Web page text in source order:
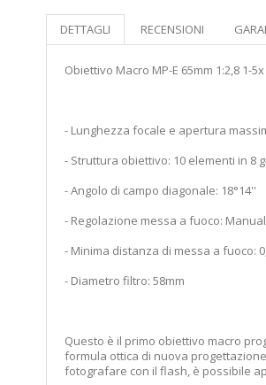
DETTAGLI RECENSIONI
Obiettivo Macro MP-E 65mm 1:2,8 1-5x
- Lunghezza focale e apertura
- Struttura obiettivo: 10 elementi in 8
- Angolo di campo diagonale: 18°14''
- Regolazione messa a fuoco:
- Minima distanza di messa a fuoco:
- Diametro filtro: 58mm
Questo è il primo obiettivo macro
formula ottica di nuova
fotografare con il flash, è possibile